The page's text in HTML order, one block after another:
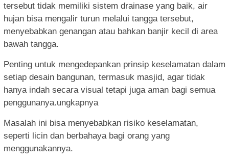
tersebut tidak memiliki sistem drainase yang baik, air
hujan bisa mengalir turun melalui tangga tersebut,
menyebabkan genangan atau bahkan banjir kecil di area
bawah tangga.
Penting untuk mengedepankan prinsip keselamatan dalam
setiap desain bangunan, termasuk masjid, agar tidak
hanya indah secara visual tetapi juga aman bagi semua
penggunanya.ungkapnya
Masalah ini bisa menyebabkan risiko keselamatan,
seperti licin dan berbahaya bagi orang yang
menggunakannya.